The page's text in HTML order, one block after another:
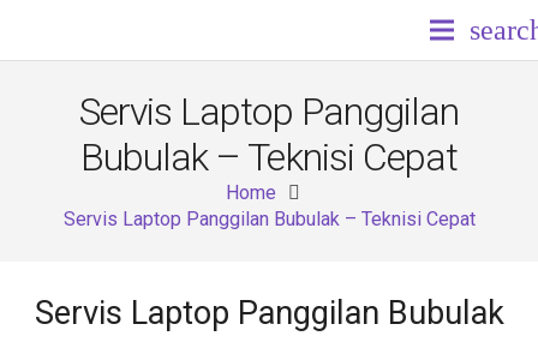
Servis Laptop Panggilan
Bubulak – Teknisi Cepat
Home
Servis Laptop Panggilan Bubulak – Teknisi Cepat
Servis Laptop Panggilan Bubulak